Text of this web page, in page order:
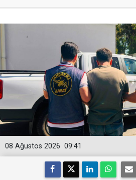
09:41
08 Ağustos 2026